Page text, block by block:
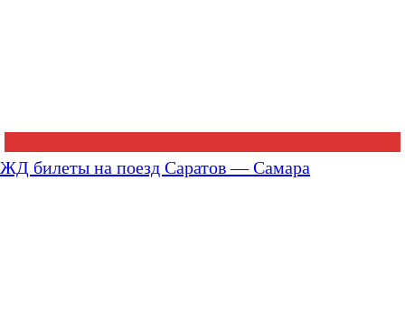
ЖД билеты на поезд Саратов — Самара